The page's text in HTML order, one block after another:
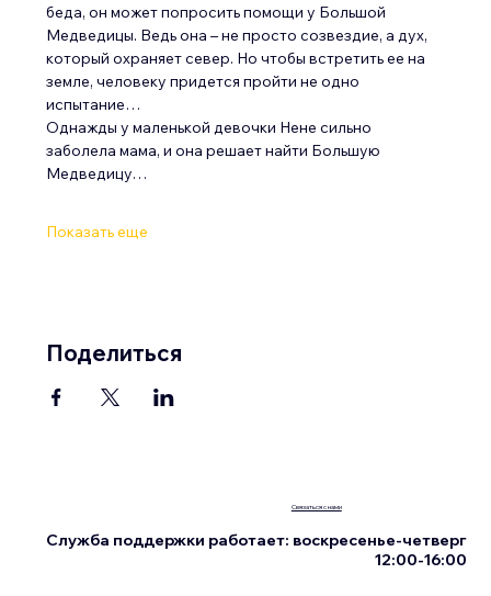
беда, он может попросить помощи у Большой
Медведицы. Ведь она – не просто созвездие, а дух,
который охраняет север. Но чтобы встретить ее на
земле, человеку придется пройти не одно
испытание…
Однажды у маленькой девочки Нене сильно
заболела мама, и она решает найти Большую
Медведицу…
Показать еще
Поделиться
Связаться с нами
Служба поддержки работает: воскресенье-четверг
12:00-16:00